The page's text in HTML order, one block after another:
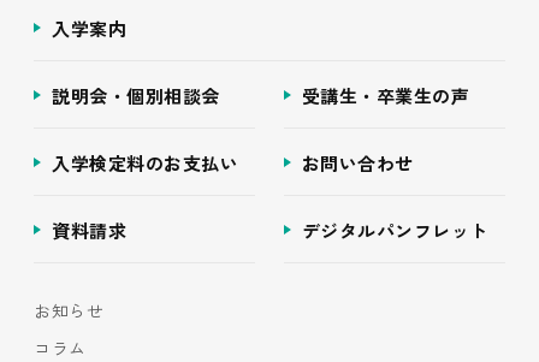
入学案内
説明会・個別相談会 受講生・卒業生の声
入学検定料のお支払い お問い合わせ
資料請求 デジタルパンフレット
お知らせ
コラム